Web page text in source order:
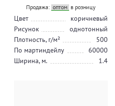
Продажа: оптом в розницу
Цвет
коричневый
Рисунок
однотонный
Плотность, г/м²
500
По мартиндейлу
60000
Ширина, м.
1.4